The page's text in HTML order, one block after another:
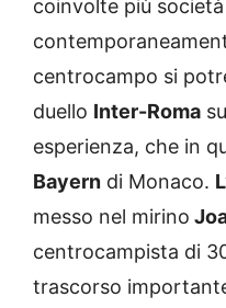
coinvolte più
centrocampo si
duello Inter-Roma
esperienza, che in
Bayern di Monaco.
messo nel mirino
centrocampista di
trascorso